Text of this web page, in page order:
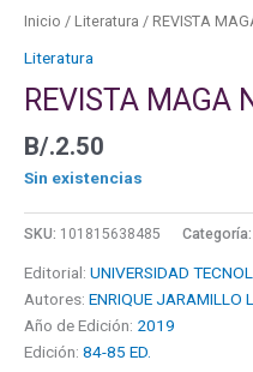
Inicio / Literatura / REVISTA
Literatura
REVISTA MAGA
B/.2.50
Sin existencias
SKU: 101815638485 Categoría:
Editorial: UNIVERSIDAD
Autores: ENRIQUE JARAMILLO
Año de Edición: 2019
Edición: 84-85 ED.